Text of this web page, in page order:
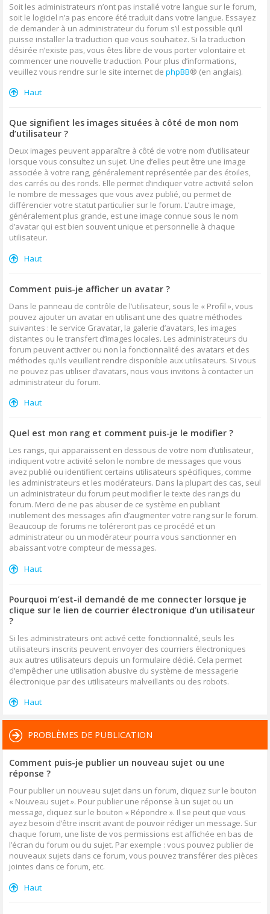
Soit les administrateurs n’ont pas installé votre langue sur le forum,
soit le logiciel n’a pas encore été traduit dans votre langue. Essayez
de demander à un administrateur du forum s’il est possible qu’il
puisse installer la traduction que vous souhaitez. Si la traduction
désirée n’existe pas, vous êtes libre de vous porter volontaire et
commencer une nouvelle traduction. Pour plus d’informations,
veuillez vous rendre sur le site internet de phpBB® (en anglais).
Haut
Que signifient les images situées à côté de mon nom
d’utilisateur ?
Deux images peuvent apparaître à côté de votre nom d’utilisateur
lorsque vous consultez un sujet. Une d’elles peut être une image
associée à votre rang, généralement représentée par des étoiles,
des carrés ou des ronds. Elle permet d’indiquer votre activité selon
le nombre de messages que vous avez publié, ou permet de
différencier votre statut particulier sur le forum. L’autre image,
généralement plus grande, est une image connue sous le nom
d’avatar qui est bien souvent unique et personnelle à chaque
utilisateur.
Haut
Comment puis-je afficher un avatar ?
Dans le panneau de contrôle de l’utilisateur, sous le « Profil », vous
pouvez ajouter un avatar en utilisant une des quatre méthodes
suivantes : le service Gravatar, la galerie d’avatars, les images
distantes ou le transfert d’images locales. Les administrateurs du
forum peuvent activer ou non la fonctionnalité des avatars et des
méthodes qu’ils veuillent rendre disponible aux utilisateurs. Si vous
ne pouvez pas utiliser d’avatars, nous vous invitons à contacter un
administrateur du forum.
Haut
Quel est mon rang et comment puis-je le modifier ?
Les rangs, qui apparaissent en dessous de votre nom d’utilisateur,
indiquent votre activité selon le nombre de messages que vous
avez publié ou identifient certains utilisateurs spécifiques, comme
les administrateurs et les modérateurs. Dans la plupart des cas, seul
un administrateur du forum peut modifier le texte des rangs du
forum. Merci de ne pas abuser de ce système en publiant
inutilement des messages afin d’augmenter votre rang sur le forum.
Beaucoup de forums ne toléreront pas ce procédé et un
administrateur ou un modérateur pourra vous sanctionner en
abaissant votre compteur de messages.
Haut
Pourquoi m’est-il demandé de me connecter lorsque je
clique sur le lien de courrier électronique d’un utilisateur
?
Si les administrateurs ont activé cette fonctionnalité, seuls les
utilisateurs inscrits peuvent envoyer des courriers électroniques
aux autres utilisateurs depuis un formulaire dédié. Cela permet
d’empêcher une utilisation abusive du système de messagerie
électronique par des utilisateurs malveillants ou des robots.
Haut
PROBLÈMES DE PUBLICATION
Comment puis-je publier un nouveau sujet ou une
réponse ?
Pour publier un nouveau sujet dans un forum, cliquez sur le bouton
« Nouveau sujet ». Pour publier une réponse à un sujet ou un
message, cliquez sur le bouton « Répondre ». Il se peut que vous
ayez besoin d’être inscrit avant de pouvoir rédiger un message. Sur
chaque forum, une liste de vos permissions est affichée en bas de
l’écran du forum ou du sujet. Par exemple : vous pouvez publier de
nouveaux sujets dans ce forum, vous pouvez transférer des pièces
jointes dans ce forum, etc.
Haut